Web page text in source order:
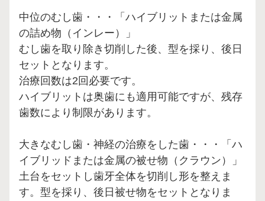
中位のむし歯・・・「ハイブリットまたは金属
の詰め物（インレー）」
むし歯を取り除き切削した後、型を採り、後日
セットとなります。
治療回数は2回必要です。
ハイブリットは奥歯にも適用可能ですが、残存
歯数により制限があります。
大きなむし歯・神経の治療をした歯・・・「ハ
イブリッドまたは金属の被せ物（クラウン）」
土台をセットし歯牙全体を切削し形を整えま
す。型を採り、後日被せ物をセットとなりま